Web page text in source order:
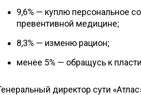
9,6% — куплю персональное
превентивной медицине;
8,3% — изменю рацион;
менее 5% — обращусь к
директор сути